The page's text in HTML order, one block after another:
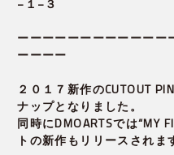
−１−３
ーーーーーーーーーーーー
ーーーー
２０１７新作のCUTOUT
ナップとなりました。
同時にDMOARTSでは“MY
トの新作もリリースされま